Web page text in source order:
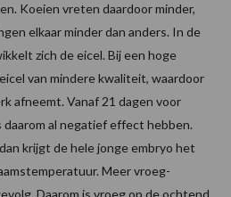
Koeien vreten daardoor minder,
elkaar minder dan anders. In de
zich de eicel. Bij een hoge
van mindere kwaliteit, waardoor
afneemt. Vanaf 21 dagen voor
al negatief effect hebben.
krijgt de hele jonge embryo het
Meer vroeg-